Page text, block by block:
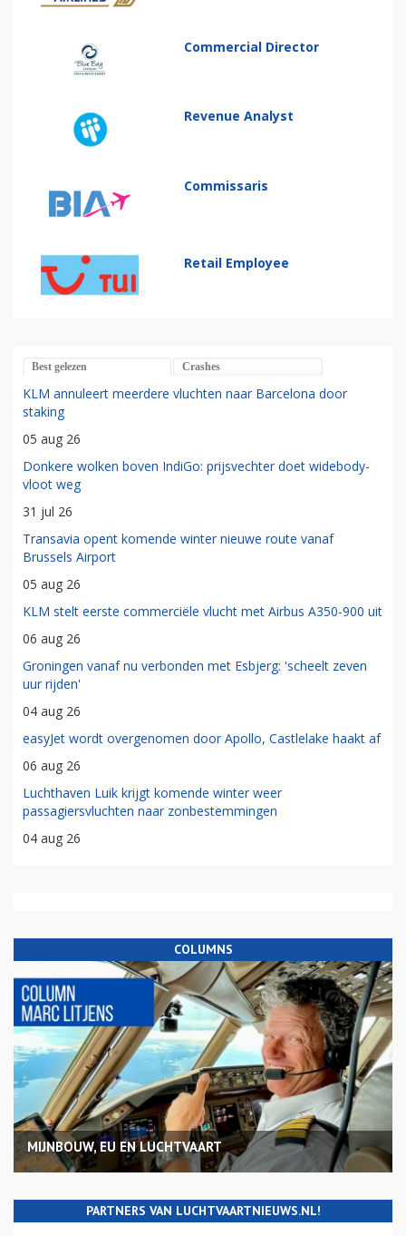
Commercial Director
Revenue Analyst
Commissaris
Retail Employee
Best gelezen Crashes
KLM annuleert meerdere vluchten naar Barcelona door
staking
05 aug 26
Donkere wolken boven IndiGo: prijsvechter doet widebody-
vloot weg
31 jul 26
Transavia opent komende winter nieuwe route vanaf
Brussels Airport
05 aug 26
KLM stelt eerste commerciële vlucht met Airbus A350-900 uit
06 aug 26
Groningen vanaf nu verbonden met Esbjerg: 'scheelt zeven
uur rijden'
04 aug 26
easyJet wordt overgenomen door Apollo, Castlelake haakt af
06 aug 26
Luchthaven Luik krijgt komende winter weer
passagiersvluchten naar zonbestemmingen
04 aug 26
COLUMNS
MIJNBOUW, EU EN LUCHTVAART
PARTNERS VAN LUCHTVAARTNIEUWS.NL!